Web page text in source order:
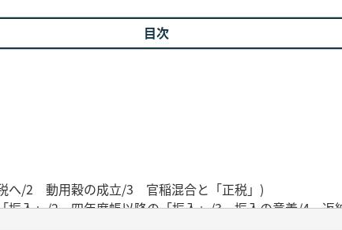
目次
へ/2 動用穀の成立/3 官稲混合と「正税」)
振入」/2 四年度帳以降の「振入」/3 振入の意義/4 返